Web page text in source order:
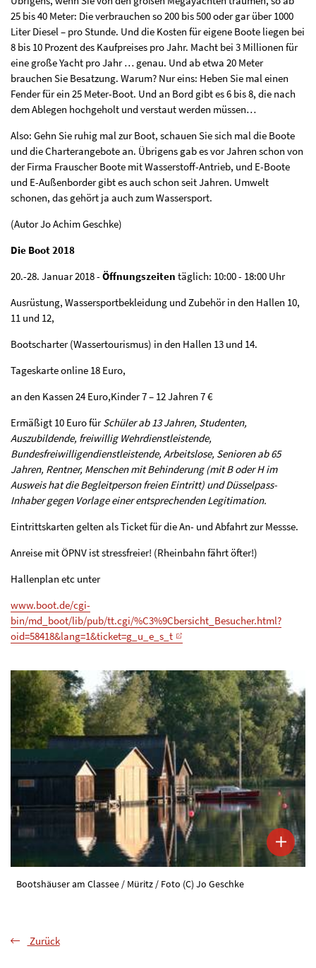
25 bis 40 Meter: Die verbrauchen so 200 bis 500 oder gar über 1000
Liter Diesel – pro Stunde. Und die Kosten für eigene Boote liegen bei
8 bis 10 Prozent des Kaufpreises pro Jahr. Macht bei 3 Millionen für
eine große Yacht pro Jahr … genau. Und ab etwa 20 Meter
brauchen Sie Besatzung. Warum? Nur eins: Heben Sie mal einen
Fender für ein 25 Meter-Boot. Und an Bord gibt es 6 bis 8, die nach
dem Ablegen hochgeholt und verstaut werden müssen…
Also: Gehn Sie ruhig mal zur Boot, schauen Sie sich mal die Boote
und die Charterangebote an. Übrigens gab es vor Jahren schon von
der Firma Frauscher Boote mit Wasserstoff-Antrieb, und E-Boote
und E-Außenborder gibt es auch schon seit Jahren. Umwelt
schonen, das gehört ja auch zum Wassersport.
(Autor Jo Achim Geschke)
Die Boot 2018
20.-28. Januar 2018 - Öffnungszeiten täglich: 10:00 - 18:00 Uhr
Ausrüstung, Wassersportbekleidung und Zubehör in den Hallen 10,
11 und 12,
Bootscharter (Wassertourismus) in den Hallen 13 und 14.
Tageskarte online 18 Euro,
an den Kassen 24 Euro,Kinder 7 – 12 Jahren 7 €
Ermäßigt 10 Euro fürSchüler ab 13 Jahren, Studenten,
Auszubildende, freiwillig Wehrdienstleistende,
Bundesfreiwilligendienstleistende, Arbeitslose, Senioren ab 65
Jahren, Rentner, Menschen mit Behinderung (mit B oder H im
Ausweis hat die Begleitperson freien Eintritt) und Düsselpass-
Inhaber gegen Vorlage einer entsprechenden Legitimation.
Eintrittskarten gelten als Ticket für die An- und Abfahrt zur Messse.
Anreise mit ÖPNV ist stressfreier! (Rheinbahn fährt öfter!)
Hallenplan etc unter
www.boot.de/cgi-
bin/md_boot/lib/pub/tt.cgi/%C3%9Cbersicht_Besucher.html?
oid=58418&lang=1&ticket=g_u_e_s_t
Bootshäuser am Classee / Müritz / Foto (C) Jo Geschke
Zurück